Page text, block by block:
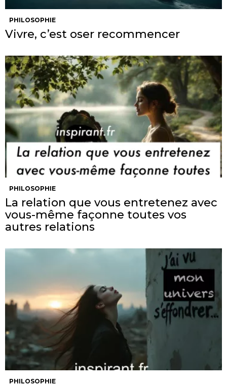
PHILOSOPHIE
Vivre, c’est oser recommencer
PHILOSOPHIE
La relation que vous entretenez avec
vous-même façonne toutes vos
autres relations
PHILOSOPHIE